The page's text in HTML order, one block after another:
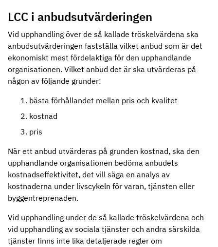
LCC i anbudsutvärderingen
Vid upphandling över de så kallade tröskelvärdena ska
anbudsutvärderingen fastställa vilket anbud som är det
ekonomiskt mest fördelaktiga för den upphandlande
organisationen. Vilket anbud det är ska utvärderas på
någon av följande grunder:
bästa förhållandet mellan pris och kvalitet
kostnad
pris
När ett anbud utvärderas på grunden kostnad, ska den
upphandlande organisationen bedöma anbudets
kostnadseffektivitet, det vill säga en analys av
kostnaderna under livscykeln för varan, tjänsten eller
byggentreprenaden.
Vid upphandling under de så kallade tröskelvärdena och
vid upphandling av sociala tjänster och andra särskilda
tjänster finns inte lika detaljerade regler om